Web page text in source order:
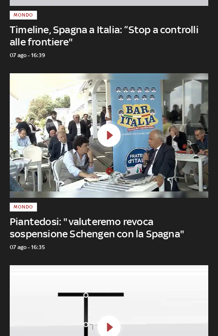
Timeline, Spagna a Italia: “Stop a controlli
alle frontiere"
MONDO
07 ago - 16:39
Piantedosi: "valuteremo revoca
sospensione Schengen con la Spagna"
MONDO
07 ago - 16:35